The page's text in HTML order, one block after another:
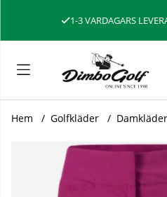
1-3 VARDAGARS
Hem Golfkläder Damkläder
Produktbilder Puma Shorts